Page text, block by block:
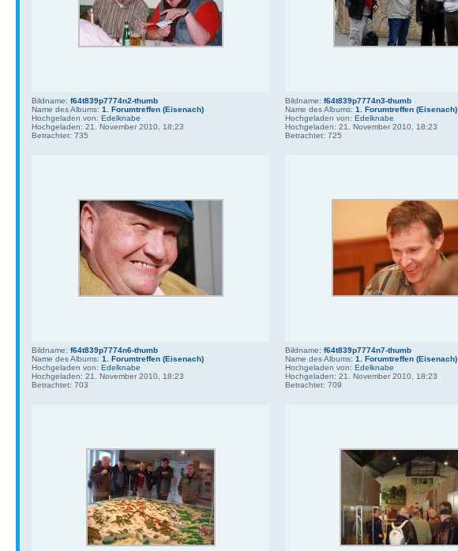
Bildname: f64t839p7774n2-thumb
Name des Albums: 1. Forumtreffen (Eisenach)
Hochgeladen von: Edelknabe
Hochgeladen: 21. November 2010, 18:23
Betrachtet: 735
Bildname: f64t839p7774n3-thumb
Name des Albums: 1. Forumtreffen (Eisenach)
Hochgeladen von: Edelknabe
Hochgeladen: 21. November 2010, 18:23
Betrachtet: 725
Bildname: f64t839p7774n6-thumb
Name des Albums: 1. Forumtreffen (Eisenach)
Hochgeladen von: Edelknabe
Hochgeladen: 21. November 2010, 18:23
Betrachtet: 703
Bildname: f64t839p7774n7-thumb
Name des Albums: 1. Forumtreffen (Eisenach)
Hochgeladen von: Edelknabe
Hochgeladen: 21. November 2010, 18:23
Betrachtet: 709